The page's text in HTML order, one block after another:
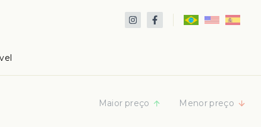
Maior preço Menor preço